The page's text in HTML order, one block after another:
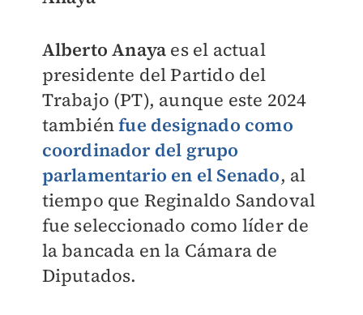
Alberto Anaya es el actual
presidente del Partido del
Trabajo (PT), aunque este 2024
tambiénfue designado como
coordinador del grupo
parlamentario en el Senado, al
tiempo que Reginaldo Sandoval
fue seleccionado como líder de
la bancada en la Cámara de
Diputados.